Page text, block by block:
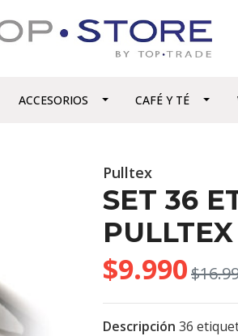
ACCESORIOS CAFÉ Y TÉ
Pulltex
SET 36
PULLTEX
$9.990
Descripción 36